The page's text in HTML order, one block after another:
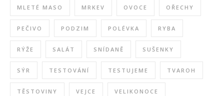
MLETÉ MASO MRKEV OVOCE OŘECHY
PEČIVO PODZIM POLÉVKA RYBA
RÝŽE SALÁT SNÍDANĚ SUŠENKY
SÝR TESTOVÁNÍ TESTUJEME TVAROH
TĚSTOVINY VEJCE VELIKONOCE